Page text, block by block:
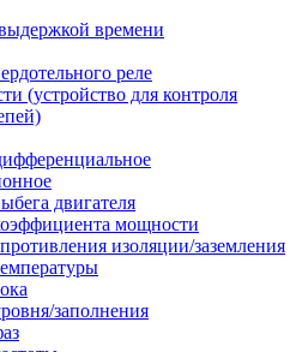
времени
реле
(устройство для контроля
двигателя
мощности
изоляции/заземления
заполнения